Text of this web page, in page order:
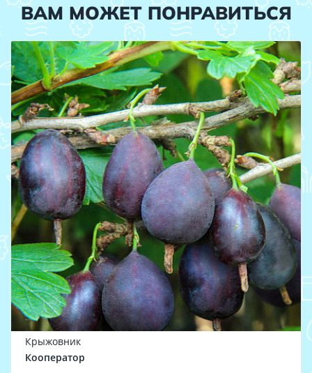
ВАМ МОЖЕТ ПОНРАВИТЬСЯ
Крыжовник
Кооператор